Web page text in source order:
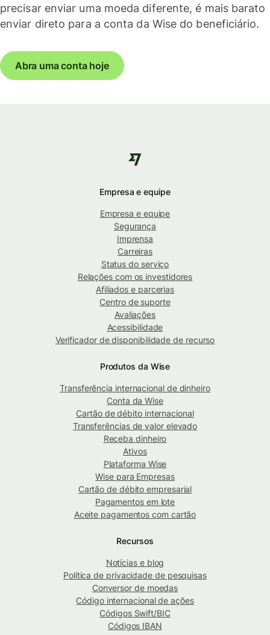
precisar enviar uma moeda diferente, é mais barato
enviar direto para a conta da Wise do beneficiário.
Abra uma conta hoje
Empresa e equipe
Empresa e equipe
Segurança
Imprensa
Carreiras
Status do serviço
Relações com os investidores
Afiliados e parcerias
Centro de suporte
Avaliações
Acessibilidade
Verificador de disponibilidade de recurso
Produtos da Wise
Transferência internacional de dinheiro
Conta da Wise
Cartão de débito internacional
Transferências de valor elevado
Receba dinheiro
Ativos
Plataforma Wise
Wise para Empresas
Cartão de débito empresarial
Pagamentos em lote
Aceite pagamentos com cartão
Recursos
Notícias e blog
Política de privacidade de pesquisas
Conversor de moedas
Código internacional de ações
Códigos Swift/BIC
Códigos IBAN